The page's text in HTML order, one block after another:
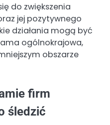
do zwiększenia
jej pozytywnego
działania mogą być
ogólnokrajowa,
obszarze
firm
śledzić